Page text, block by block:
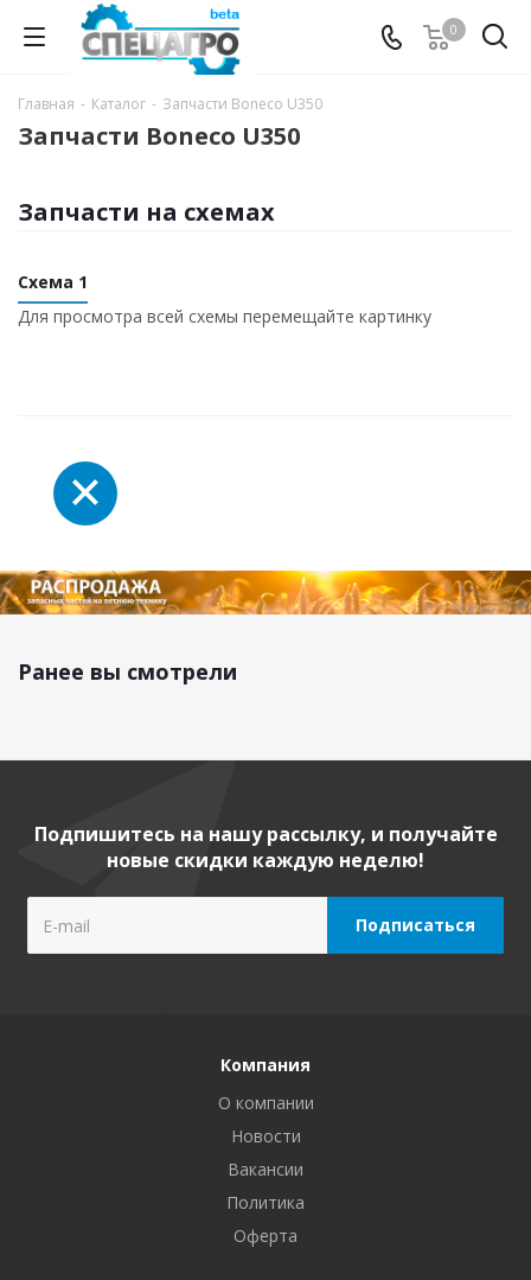
0
Главная - Каталог - Запчасти Boneco U350
Запчасти Boneco U350
Запчасти на схемах
Схема 1
Для просмотра всей схемы перемещайте картинку
Ранее вы смотрели
Подпишитесь на нашу рассылку, и получайте
новые скидки каждую неделю!
Компания
О компании
Новости
Вакансии
Политика
Оферта